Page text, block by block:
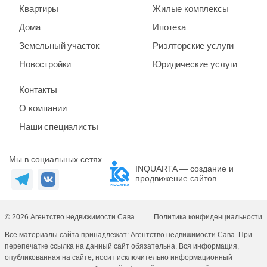
Квартиры
Дома
Земельный участок
Новостройки
Жилые комплексы
Ипотека
Риэлторские услуги
Юридические услуги
Контакты
О компании
Наши специалисты
Мы в социальных сетях
INQUARTA — создание и
продвижение сайтов
© 2026 Агентство недвижимости Сава Политика конфиденциальности
Все материалы сайта принадлежат: Агентство недвижимости Сава. При
перепечатке ссылка на данный сайт обязательна. Вся информация,
опубликованная на сайте, носит исключительно информационный